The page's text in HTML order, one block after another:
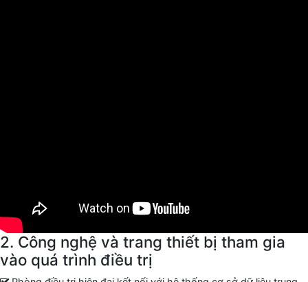
2. Công nghệ và trang thiết bị tham gia
vào quá trình điều trị